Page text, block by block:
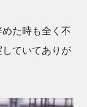
た時も全く不
ていてありが